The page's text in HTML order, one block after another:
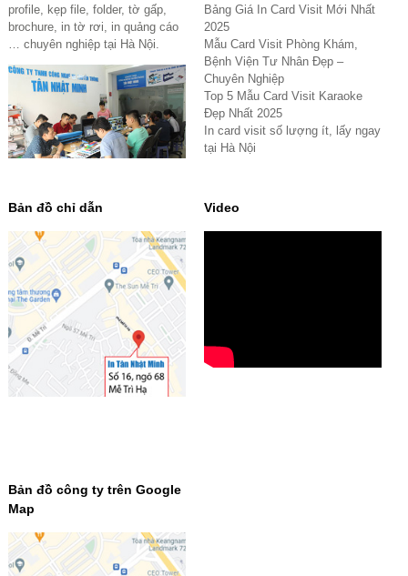
profile, kẹp file, folder, tờ gấp,
brochure, in tờ rơi, in quảng cáo
… chuyên nghiệp tại Hà Nội.
Bảng Giá In Card Visit Mới Nhất
2025
Mẫu Card Visit Phòng Khám,
Bệnh Viện Tư Nhân Đẹp –
Chuyên Nghiệp
Top 5 Mẫu Card Visit Karaoke
Đẹp Nhất 2025
In card visit số lượng ít, lấy ngay
tại Hà Nội
Bản đồ chỉ dẫn Video
Bản đồ công ty trên Google
Map